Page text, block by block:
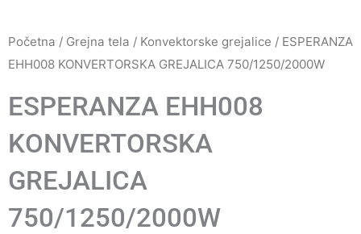
Početna / Grejna tela / Konvektorske grejalice / ESPERANZA
EHH008 KONVERTORSKA GREJALICA 750/1250/2000W
ESPERANZA EHH008
KONVERTORSKA
GREJALICA
750/1250/2000W